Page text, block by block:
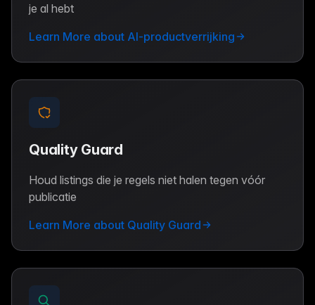
je al hebt
Learn More about AI-productverrijking
Quality Guard
Houd listings die je regels niet halen tegen vóór
publicatie
Learn More about Quality Guard